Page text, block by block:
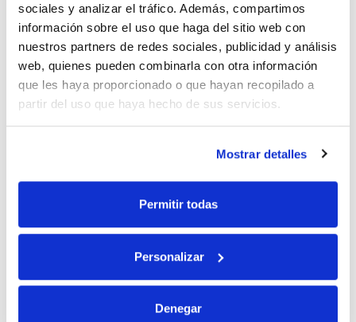
sociales y analizar el tráfico. Además, compartimos
información sobre el uso que haga del sitio web con
nuestros partners de redes sociales, publicidad y análisis
web, quienes pueden combinarla con otra información
que les haya proporcionado o que hayan recopilado a
partir del uso que haya hecho de sus servicios.
Mostrar detalles
Permitir todas
Personalizar
Denegar
Gran Canaria, el continente en